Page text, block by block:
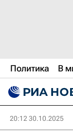
Политика В
20:12 30.10.2025